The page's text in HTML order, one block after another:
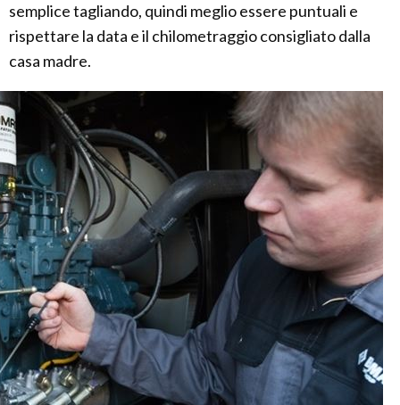
semplice tagliando, quindi meglio essere puntuali e
rispettare la data e il chilometraggio consigliato dalla
casa madre.